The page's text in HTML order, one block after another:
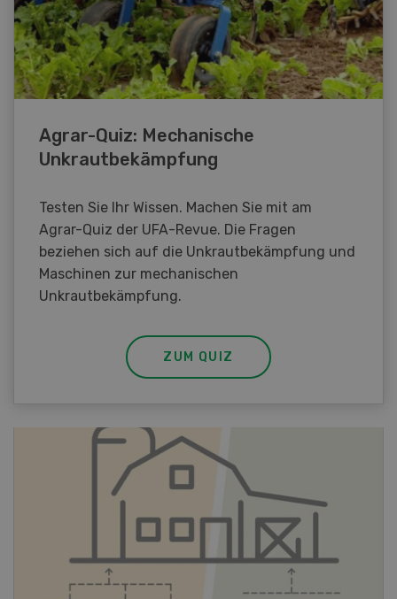
Agrar-Quiz: Mechanische
Unkrautbekämpfung
Testen Sie Ihr Wissen. Machen Sie mit am
Agrar-Quiz der UFA-Revue. Die Fragen
beziehen sich auf die Unkrautbekämpfung und
Maschinen zur mechanischen
Unkrautbekämpfung.
ZUM QUIZ